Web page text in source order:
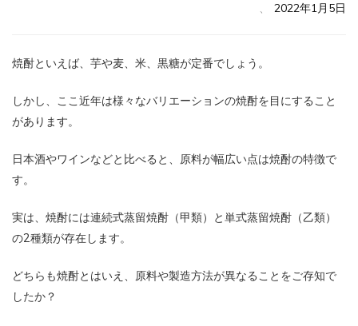
、 2022年1月5日
焼酎といえば、芋や麦、米、黒糖が定番でしょう。
しかし、ここ近年は様々なバリエーションの焼酎を目にすること
があります。
日本酒やワインなどと比べると、原料が幅広い点は焼酎の特徴で
す。
実は、焼酎には連続式蒸留焼酎（甲類）と単式蒸留焼酎（乙類）
の2種類が存在します。
どちらも焼酎とはいえ、原料や製造方法が異なることをご存知で
したか？